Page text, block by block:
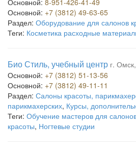
Основной: 8-951-426-41-49
Основной: +7 (3812) 49-63-65
Раздел: Оборудование для салонов
Теги: Косметика расходные
Био Стиль, учебный центр г.
Основной: +7 (3812) 51-13-56
Основной: +7 (3812) 49-11-11
Раздел: Салоны красоты,
парикмахерских, Курсы,
Теги: Обучение мастеров для
красоты, Ногтевые студии